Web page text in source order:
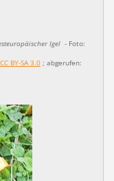
Igel - Foto:
CC BY-SA 3.0; abgerufen: